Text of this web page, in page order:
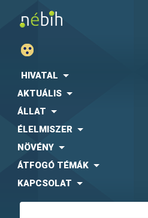
HIVATAL
AKTUÁLIS
ÁLLAT
ÉLELMISZER
NÖVÉNY
ÁTFOGÓ TÉMÁK
KAPCSOLAT